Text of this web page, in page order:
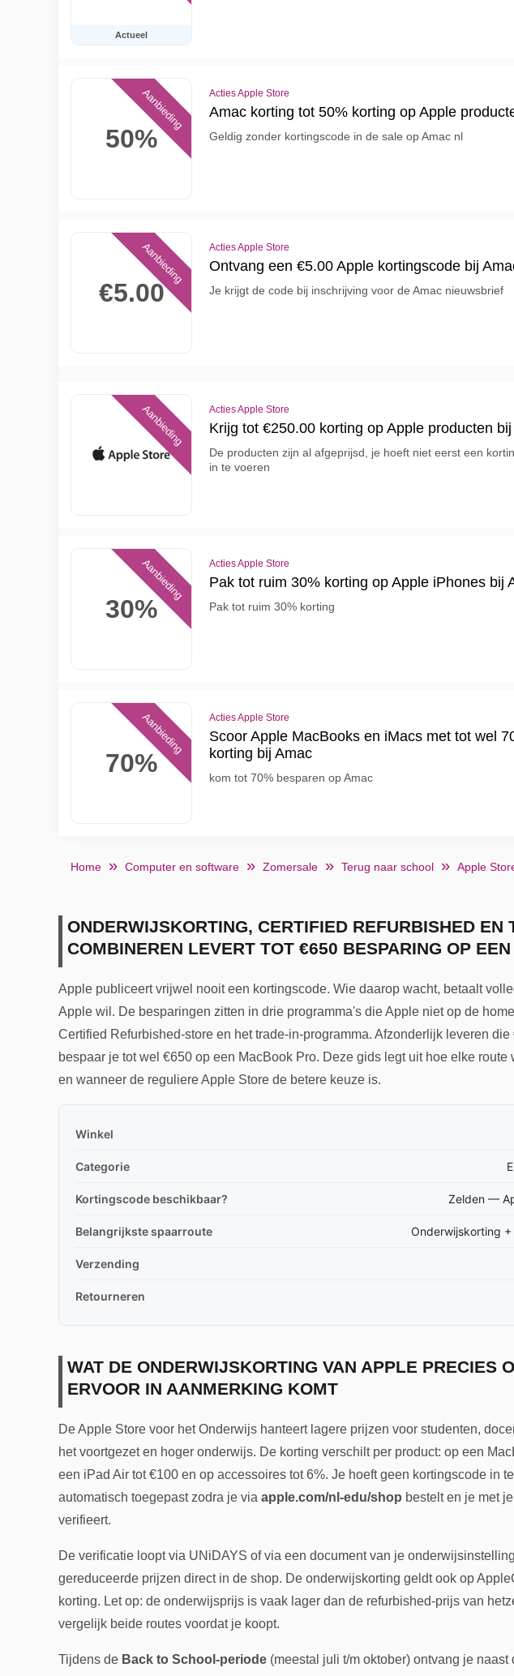
Actueel
50%
Aanbieding Acties Apple Store
Amac korting tot 50% korting op Apple
Geldig zonder kortingscode in de sale op Amac nl
€5.00
Aanbieding Acties Apple Store
Ontvang een €5.00 Apple kortingscode bij
Je krijgt de code bij inschrijving voor de Amac nieuwsbrief
Aanbieding Acties Apple Store
Krijg tot €250.00 korting op Apple producten
De producten zijn al afgeprijsd, je hoeft niet eerst een
in te voeren
30%
Aanbieding Acties Apple Store
Pak tot ruim 30% korting op Apple iPhones bij
Pak tot ruim 30% korting
70%
Aanbieding Acties Apple Store
Scoor Apple MacBooks en iMacs met tot wel
korting bij Amac
kom tot 70% besparen op Amac
Home Computer en software Zomersale Terug naar school Apple
ONDERWIJSKORTING, CERTIFIED REFURBISHED EN
COMBINEREN LEVERT TOT €650 BESPARING OP
Apple publiceert vrijwel nooit een kortingscode. Wie daarop wacht, betaalt
Apple wil. De besparingen zitten in drie programma's die Apple niet op de
Certified Refurbished-store en het trade-in-programma. Afzonderlijk leveren
bespaar je tot wel €650 op een MacBook Pro. Deze gids legt uit hoe elke route
en wanneer de reguliere Apple Store de betere keuze is.
Winkel
Categorie
Kortingscode beschikbaar? Zelden —
Belangrijkste spaarroute Onderwijskorting
Verzending
Retourneren
WAT DE ONDERWIJSKORTING VAN APPLE PRECIES
ERVOOR IN AANMERKING KOMT
De Apple Store voor het Onderwijs hanteert lagere prijzen voor studenten,
het voortgezet en hoger onderwijs. De korting verschilt per product: op een
een iPad Air tot €100 en op accessoires tot 6%. Je hoeft geen kortingscode in
automatisch toegepast zodra je via apple.com/nl-edu/shop bestelt en je met
verifieert.
De verificatie loopt via UNiDAYS of via een document van je
gereduceerde prijzen direct in de shop. De onderwijskorting geldt ook op
korting. Let op: de onderwijsprijs is vaak lager dan de refurbished-prijs van
vergelijk beide routes voordat je koopt.
Tijdens de Back to School-periode (meestal juli t/m oktober) ontvang je